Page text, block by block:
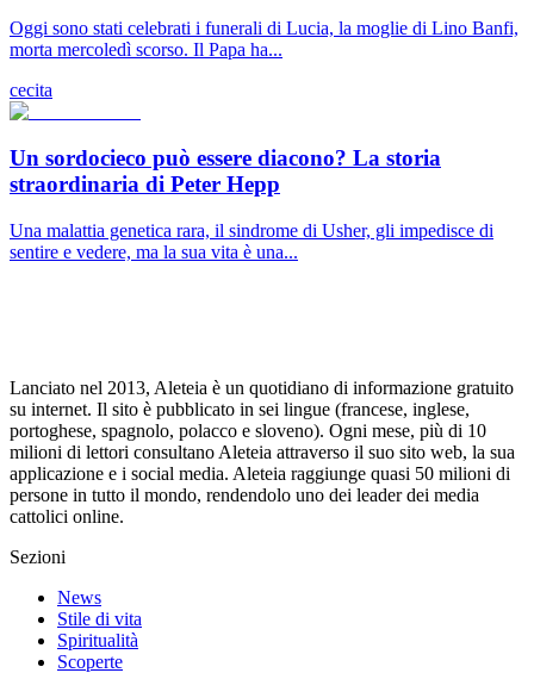
Oggi sono stati celebrati i funerali di Lucia, la moglie di Lino Banfi,
morta mercoledì scorso. Il Papa ha...
cecita
Un sordocieco può essere diacono? La storia
straordinaria di Peter Hepp
Una malattia genetica rara, il sindrome di Usher, gli impedisce di
sentire e vedere, ma la sua vita è una...
Lanciato nel 2013, Aleteia è un quotidiano di informazione gratuito
su internet. Il sito è pubblicato in sei lingue (francese, inglese,
portoghese, spagnolo, polacco e sloveno). Ogni mese, più di 10
milioni di lettori consultano Aleteia attraverso il suo sito web, la sua
applicazione e i social media. Aleteia raggiunge quasi 50 milioni di
persone in tutto il mondo, rendendolo uno dei leader dei media
cattolici online.
Sezioni
News
Stile di vita
Spiritualità
Scoperte